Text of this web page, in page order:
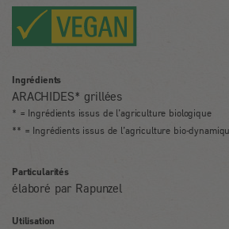
Ingrédients
ARACHIDES* grillées
* = Ingrédients issus de l’agriculture biologique
** = Ingrédients issus de l’agriculture bio-
Particularités
élaboré par Rapunzel
Utilisation